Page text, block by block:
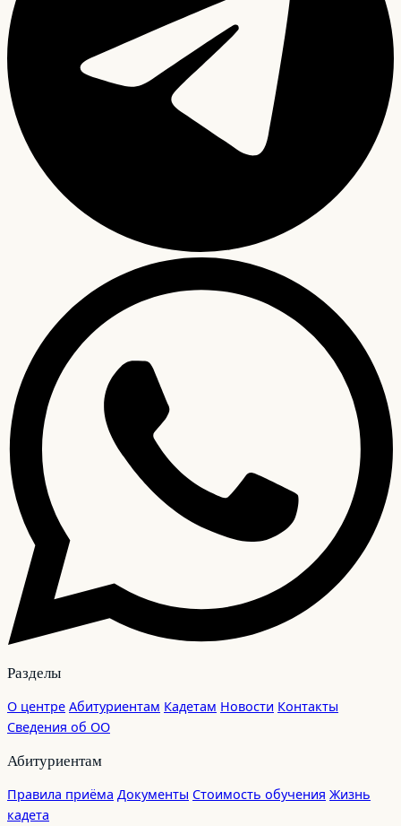
Разделы
О центре Абитуриентам Кадетам Новости Контакты
Сведения об ОО
Абитуриентам
Правила приёма Документы Стоимость обучения Жизнь
кадета